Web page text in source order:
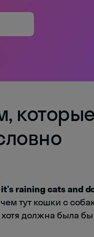
it's raining cats and
тут кошки с
должна была